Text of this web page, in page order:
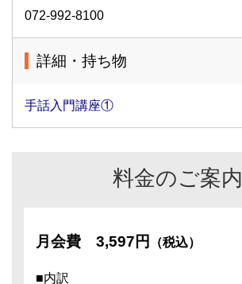
072-992-8100
詳細・持ち物
手話入門講座①
料金のご案内
月会費 3,597円 （税込）
■内訳